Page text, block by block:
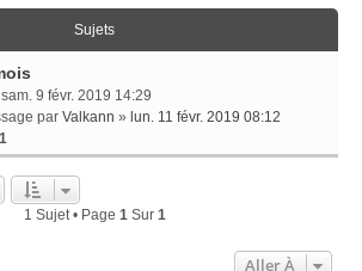
Sujets
9 févr. 2019 14:29
par Valkann » lun. 11 févr. 2019 08:12
1
1 Sujet • Page 1Sur 1
Aller À